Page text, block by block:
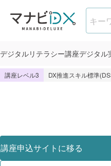
デジタルリテラシー講座デジタル
AWSフルコース
講座レベル3 DX推進スキル標準
講座申込サイトに移る